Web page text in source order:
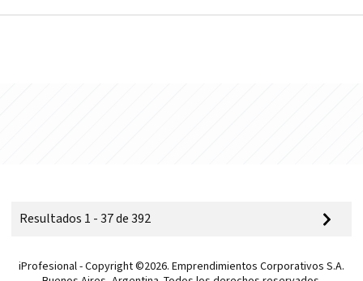
Resultados 1 - 37 de 392
iProfesional - Copyright ©2026. Emprendimientos Corporativos S.A.